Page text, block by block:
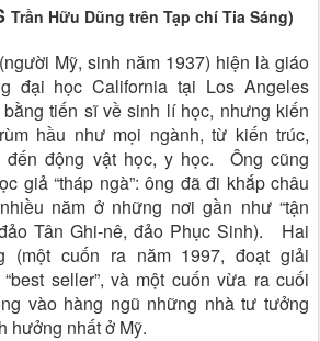
Trần Hữu Dũng trên Tạp chí Tia Sáng)
Mỹ, sinh năm 1937) hiện là giáo
đại học California tại Los Angeles
tiến sĩ về sinh lí học, nhưng kiến
hầu như mọi ngành, từ kiến trúc,
đến động vật học, y học. Ông cũng
giả “tháp ngà”: ông đã đi khắp châu
năm ở những nơi gần như “tận
Tân Ghi-nê, đảo Phục Sinh). Hai
(một cuốn ra năm 1997, đoạt giải
seller”, và một cuốn vừa ra cuối
vào hàng ngũ những nhà tư tưởng
hưởng nhất ở Mỹ.